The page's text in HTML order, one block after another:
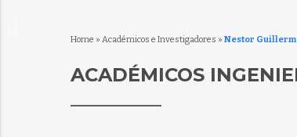
Home » Académicos e Investigadores » Nestor
ACADÉMICOS